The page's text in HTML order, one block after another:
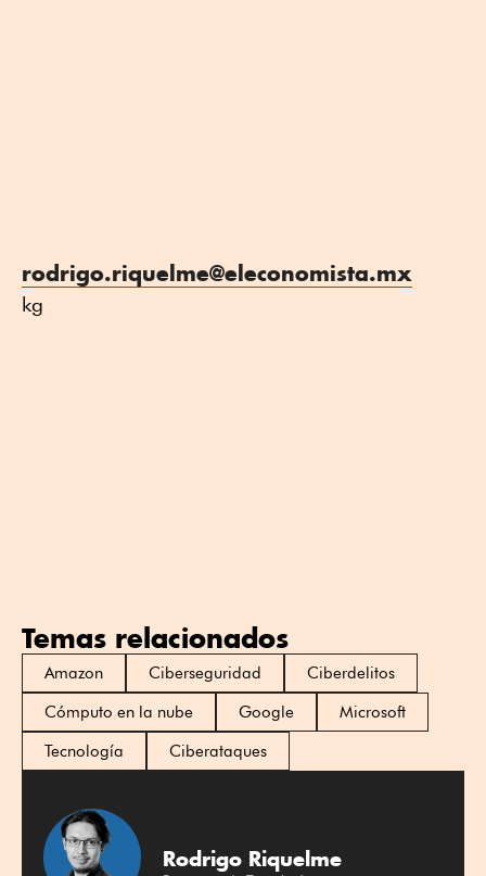
rodrigo.riquelme@eleconomista.mx
kg
Temas relacionados
Amazon Ciberseguridad
Ciberdelitos
Cómputo en la nube
Google
Microsoft
Tecnología
Ciberataques
Rodrigo Riquelme